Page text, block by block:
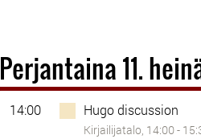
Perjantaina 11.
14:00 Hugo discussion
Kirjailijatalo, 14:00 -